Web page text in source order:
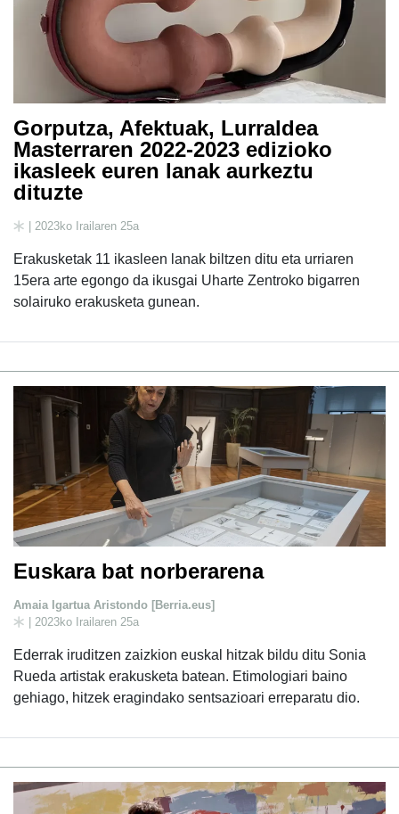
Gorputza, Afektuak, Lurraldea
Masterraren 2022-2023 edizioko
ikasleek euren lanak aurkeztu
dituzte
| 2023ko Irailaren 25a
Erakusketak 11 ikasleen lanak biltzen ditu eta urriaren
15era arte egongo da ikusgai Uharte Zentroko bigarren
solairuko erakusketa gunean.
Euskara bat norberarena
Amaia Igartua Aristondo [Berria.eus]
| 2023ko Irailaren 25a
Ederrak iruditzen zaizkion euskal hitzak bildu ditu Sonia
Rueda artistak erakusketa batean. Etimologiari baino
gehiago, hitzek eragindako sentsazioari erreparatu dio.